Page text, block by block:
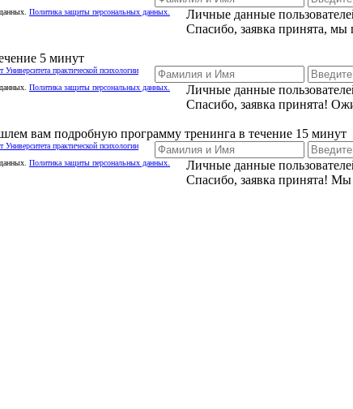
Политика защиты персональных данных. Личные данные
Спасибо, заявка принята,
5 минут
Университета практической психологии
Политика защиты персональных данных. Личные данные
Спасибо, заявка принята!
вам подробную программу тренинга в течение 15 минут
Университета практической психологии
Политика защиты персональных данных. Личные данные
Спасибо, заявка принята!